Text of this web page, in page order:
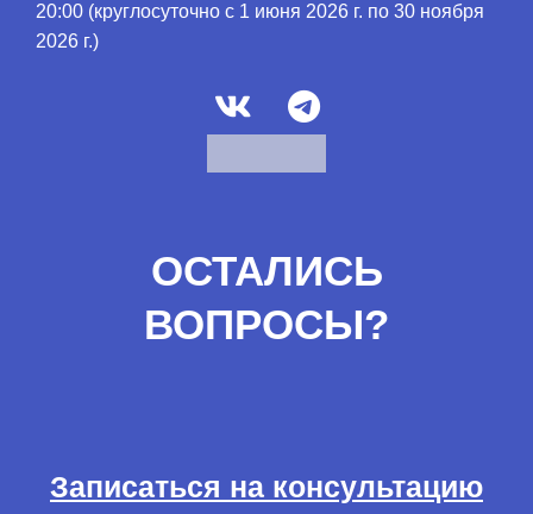
20:00 (круглосуточно с 1 июня 2026 г. по 30 ноября
2026 г.)
ОСТАЛИСЬ
ВОПРОСЫ?
Записаться на консультацию